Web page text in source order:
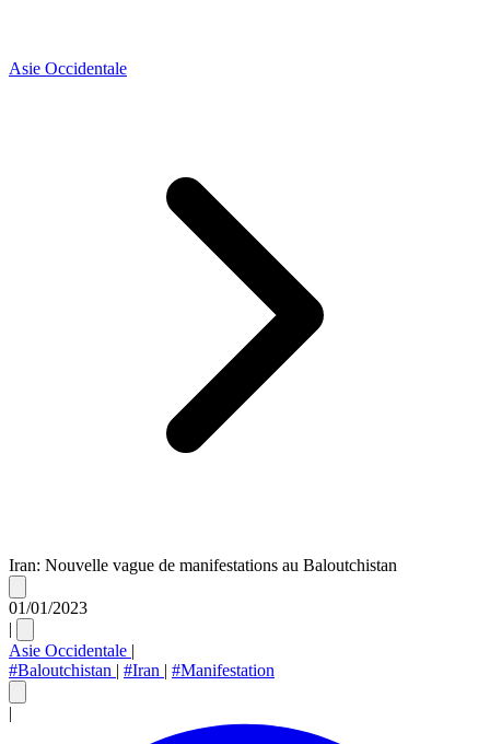
Asie Occidentale
Iran: Nouvelle vague de manifestations au Baloutchistan
01/01/2023
|
Asie Occidentale |
#Baloutchistan | #Iran | #Manifestation
|